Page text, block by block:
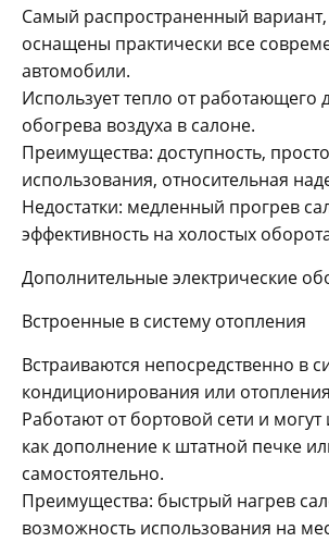
Самый распространенный
оснащены практически все
автомобили.
Использует тепло от работающего
обогрева воздуха в салоне.
Преимущества: доступность,
использования, относительная
Недостатки: медленный прогрев
эффективность на холостых
Дополнительные электрические
Встроенные в систему отопления
Встраиваются непосредственно в
кондиционирования или
Работают от бортовой сети и могут
как дополнение к штатной печке
самостоятельно.
Преимущества: быстрый нагрев
возможность использования на